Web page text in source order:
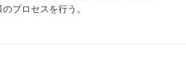
プロセスを行う。